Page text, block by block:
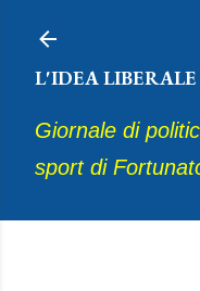
L'IDEA LIBERALE
Giornale di
sport di